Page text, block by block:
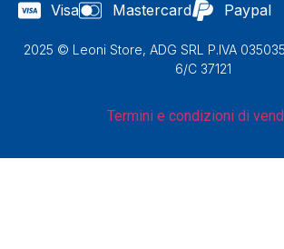
Visa Mastercard Paypal
2025 © Leoni Store, ADG SRL P.IVA
6/C 37121
Termini e condizioni di